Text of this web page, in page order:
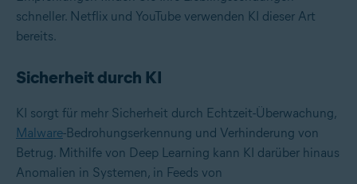
schneller. Netflix und YouTube verwenden KI dieser Art
bereits.
Sicherheit durch KI
KI sorgt für mehr Sicherheit durch Echtzeit-Überwachung,
Malware-Bedrohungserkennung und Verhinderung von
Betrug. Mithilfe von Deep Learning kann KI darüber hinaus
Anomalien in Systemen, in Feeds von